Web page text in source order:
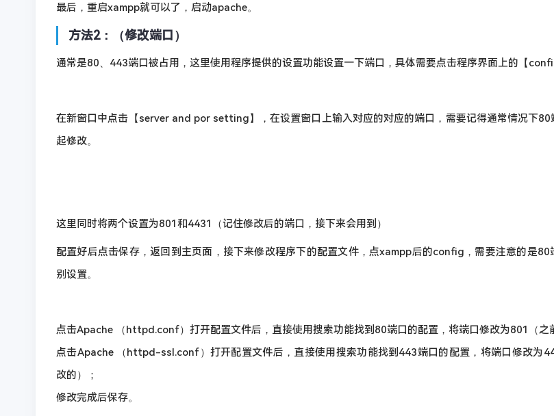
最后，重启xampp就可以了，启动apache。
方法2：（修改端口）
通常是80、443端口被占用，这里使用程序提供的设置功能设置一下端口，具体需要点击程序界面上的【
在新窗口中点击【server and por setting】，在设置窗口上输入对应的对应的端口，需要记得通常情况下
起修改。
这里同时将两个设置为801和4431（记住修改后的端口，接下来会用到）
配置好后点击保存，返回到主页面，接下来修改程序下的配置文件，点xampp后的config，需要注意的是
别设置。
点击Apache （httpd.conf）打开配置文件后，直接使用搜索功能找到80端口的配置，将端口修改为801（之
点击Apache （httpd-ssl.conf）打开配置文件后，直接使用搜索功能找到443端口的配置，将端口修改为
改的）；
修改完成后保存。